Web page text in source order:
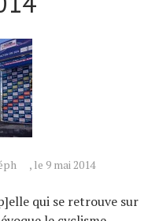
, le 9 mai 2014
qui se retrouve sur